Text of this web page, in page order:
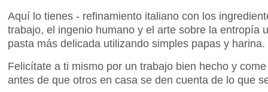
Aquí lo tienes - refinamiento italiano con los
trabajo, el ingenio humano y el arte sobre la entropía
pasta más delicada utilizando simples papas y harina.
Felicítate a ti mismo por un trabajo bien hecho y
antes de que otros en casa se den cuenta de lo que